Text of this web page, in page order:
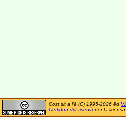
Cost sit a l'è (C) 1995-2026 ëd
Certidun drit riservà për la